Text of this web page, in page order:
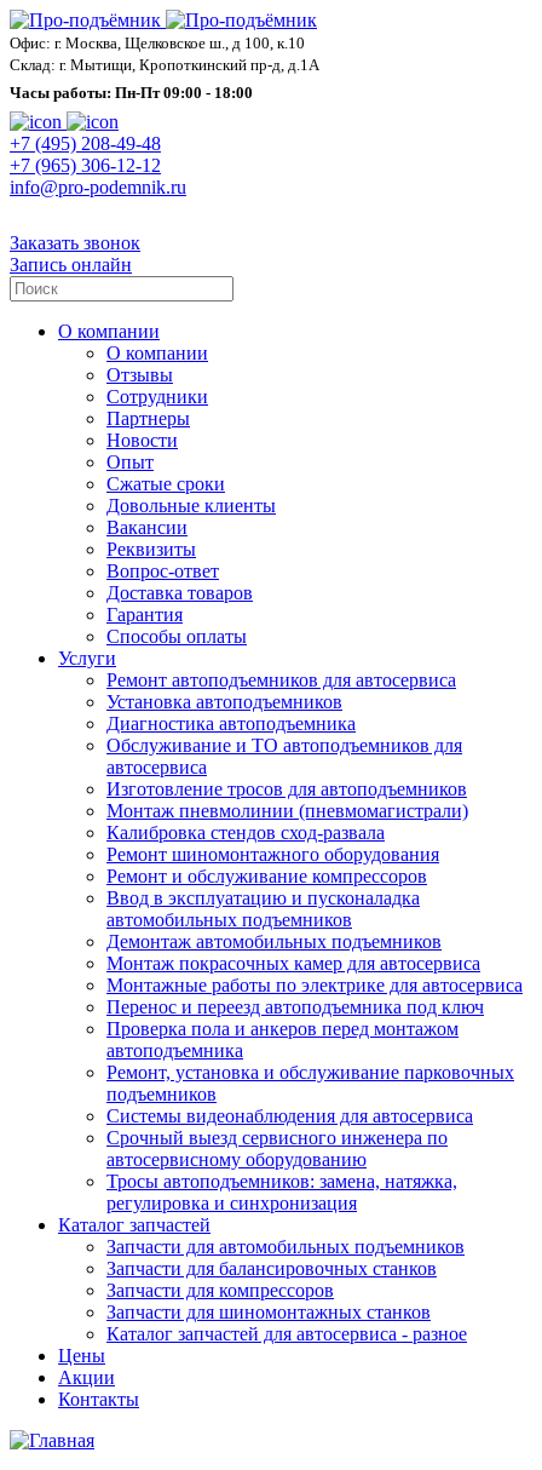
Офис: г. Москва, Щелковское ш., д 100, к.10
Склад: г. Мытищи, Кропоткинский пр-д, д.1А
Часы работы: Пн-Пт 09:00 - 18:00
+7 (495) 208-49-48
+7 (965) 306-12-12
info@pro-podemnik.ru
Заказать звонок
Запись онлайн
О компании
О компании
Отзывы
Сотрудники
Партнеры
Новости
Опыт
Сжатые сроки
Довольные клиенты
Вакансии
Реквизиты
Вопрос-ответ
Доставка товаров
Гарантия
Способы оплаты
Услуги
Ремонт автоподъемников для автосервиса
Установка автоподъемников
Диагностика автоподъемника
Обслуживание и ТО автоподъемников для
автосервиса
Изготовление тросов для автоподъемников
Монтаж пневмолинии (пневмомагистрали)
Калибровка стендов сход-развала
Ремонт шиномонтажного оборудования
Ремонт и обслуживание компрессоров
Ввод в эксплуатацию и пусконаладка
автомобильных подъемников
Демонтаж автомобильных подъемников
Монтаж покрасочных камер для автосервиса
Монтажные работы по электрике для автосервиса
Перенос и переезд автоподъемника под ключ
Проверка пола и анкеров перед монтажом
автоподъемника
Ремонт, установка и обслуживание парковочных
подъемников
Системы видеонаблюдения для автосервиса
Срочный выезд сервисного инженера по
автосервисному оборудованию
Тросы автоподъемников: замена, натяжка,
регулировка и синхронизация
Каталог запчастей
Запчасти для автомобильных подъемников
Запчасти для балансировочных станков
Запчасти для компрессоров
Запчасти для шиномонтажных станков
Каталог запчастей для автосервиса - разное
Цены
Акции
Контакты